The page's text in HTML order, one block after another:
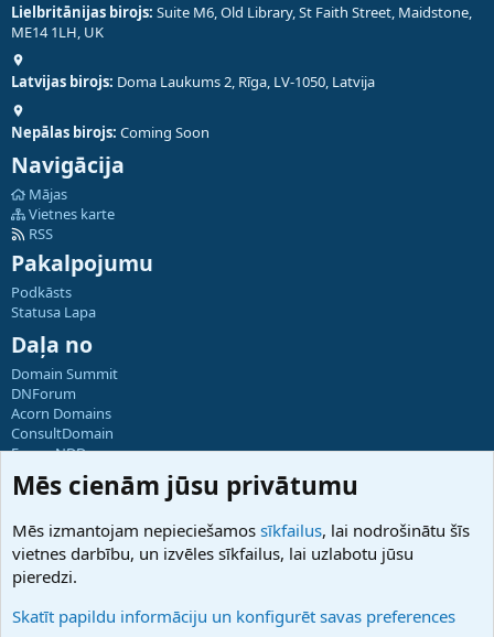
Lielbritānijas birojs: Suite M6, Old Library, St Faith Street, Maidstone,
ME14 1LH, UK
Latvijas birojs: Doma Laukums 2, Rīga, LV-1050, Latvija
Nepālas birojs: Coming Soon
Navigācija
Mājas
Vietnes karte
RSS
Pakalpojumu
Podkāsts
Statusa Lapa
Daļa no
Domain Summit
DNForum
Acorn Domains
ConsultDomain
ForumNDD
Domainforum.ro
27.be
Hostmaria
Atbalsts
Palīdzība
Mēs cienām jūsu privātumu
Mēs izmantojam nepieciešamos sīkfailus, lai nodrošinātu šīs
vietnes darbību, un izvēles sīkfailus, lai uzlabotu jūsu
pieredzi.
Skatīt papildu informāciju un konfigurēt savas preferences